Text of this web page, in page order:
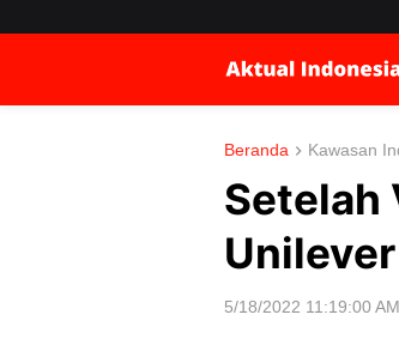
Beranda Kawasan
Setelah
5/18/2022 11:19:00 AM